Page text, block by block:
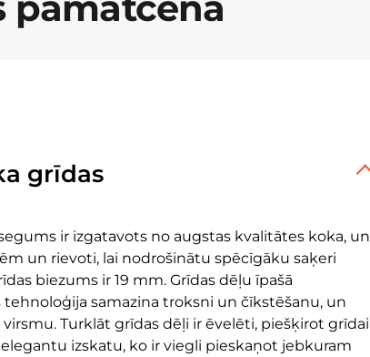
grīdas
ir izgatavots no augstas kvalitātes koka, un
un rievoti, lai nodrošinātu spēcīgāku saķeri
biezums ir 19 mm. Grīdas dēļu īpašā
tehnoloģija samazina troksni un čīkstēšanu, un
Turklāt grīdas dēļi ir ēvelēti, piešķirot grīdai
izskatu, ko ir viegli pieskaņot jebkuram